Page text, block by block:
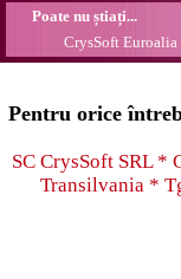
Poate nu știați...
CrysSoft Euroalia
Pentru orice
SC CrysSoft SRL *
Transilvania *